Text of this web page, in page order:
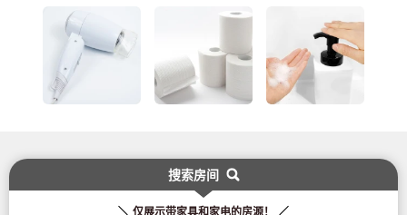
搜索房间
仅展示带家具和家电的房源！
致寻找房间的顾客
03-6712-4346